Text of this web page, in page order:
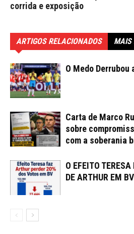
corrida e exposição
ARTIGOS RELACIONADOS MAIS
O Medo Derrubou
Carta de Marco
sobre
com a soberania
O EFEITO
DE ARTHUR EM BV